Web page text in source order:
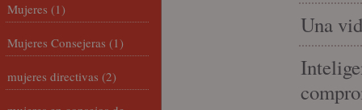
Una
Mujeres (1)
Mujeres Consejeras (1)
mujeres directivas (2)